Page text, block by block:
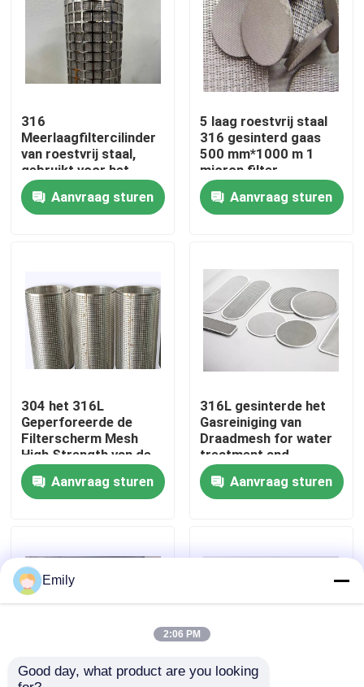
Huis
Over ons
Fabriekstocht
Kwaliteitscontrole
Neem contact met ons op
Gevallen
Het uitgebreide Netwerk van de Metaaldraad
Het geperforeerde Netwerk van de Metaaldraad
316
Meerlaagfiltercilinder
van roestvrij staal,
gebruikt voor het
filteren van
oliehoudende stoffen
Aanvraag sturen
5 laag roestvrij staal
316 gesinterd gaas
500 mm*1000 m 1
micron filter
Aanvraag sturen
304 het 316L
Geperforeerde de
Filterscherm Mesh
High Strength van de
Roestvrij staalpijp
Aanvraag sturen
316L gesinterde het
Gasreiniging van
Draadmesh for water
treatment and
Aanvraag sturen
Emily
2:06 PM
Good day, what product are you looking